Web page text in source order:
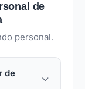
de
personal.
de